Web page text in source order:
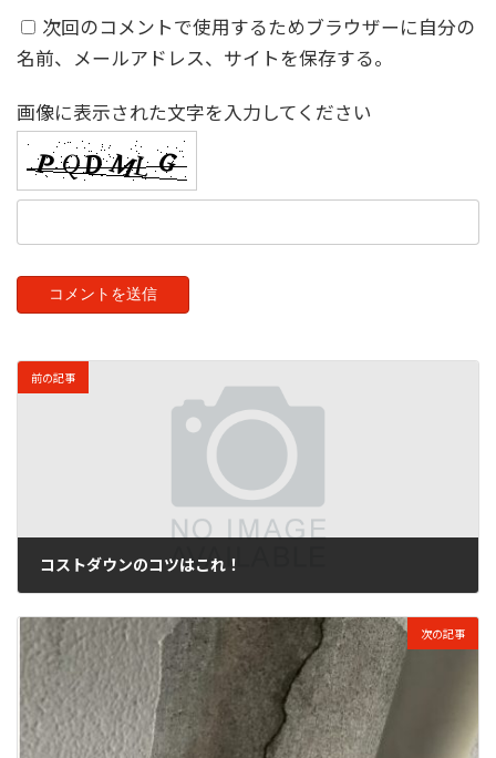
次回のコメントで使用するためブラウザーに自分の
名前、メールアドレス、サイトを保存する。
画像に表示された文字を入力してください
前の記事
コストダウンのコツはこれ！
次の記事